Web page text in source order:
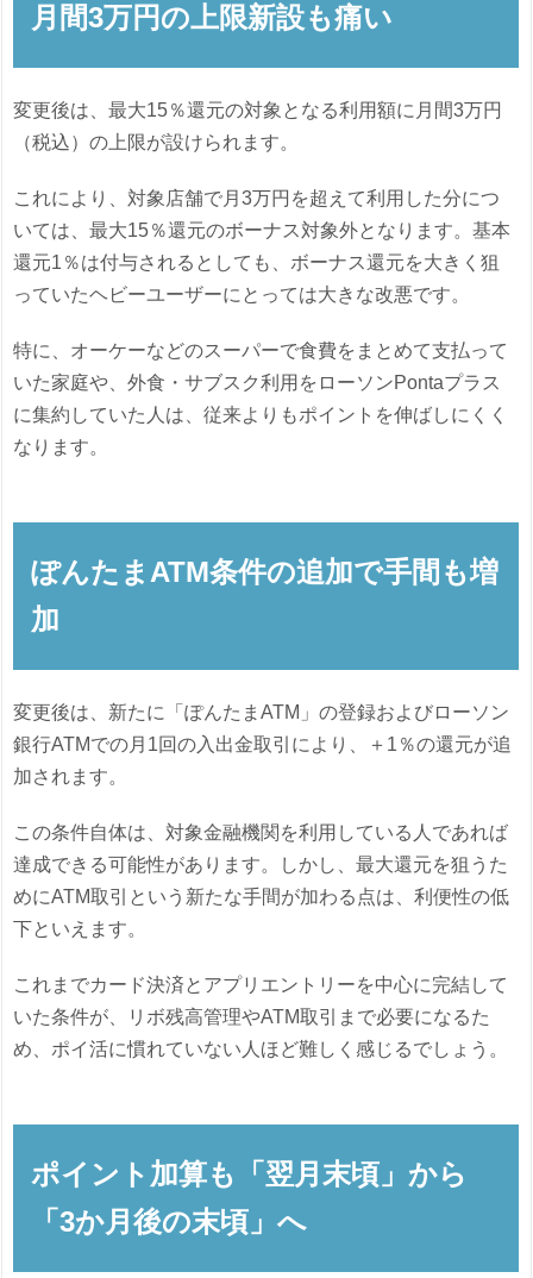
月間3万円の上限新設も痛い
変更後は、最大15％還元の対象となる利用額に月間3万円
（税込）の上限が設けられます。
これにより、対象店舗で月3万円を超えて利用した分につ
いては、最大15％還元のボーナス対象外となります。基本
還元1％は付与されるとしても、ボーナス還元を大きく狙
っていたヘビーユーザーにとっては大きな改悪です。
特に、オーケーなどのスーパーで食費をまとめて支払って
いた家庭や、外食・サブスク利用をローソンPontaプラス
に集約していた人は、従来よりもポイントを伸ばしにくく
なります。
ぽんたまATM条件の追加で手間も増
加
変更後は、新たに「ぽんたまATM」の登録およびローソン
銀行ATMでの月1回の入出金取引により、＋1％の還元が追
加されます。
この条件自体は、対象金融機関を利用している人であれば
達成できる可能性があります。しかし、最大還元を狙うた
めにATM取引という新たな手間が加わる点は、利便性の低
下といえます。
これまでカード決済とアプリエントリーを中心に完結して
いた条件が、リボ残高管理やATM取引まで必要になるた
め、ポイ活に慣れていない人ほど難しく感じるでしょう。
ポイント加算も「翌月末頃」から
「3か月後の末頃」へ